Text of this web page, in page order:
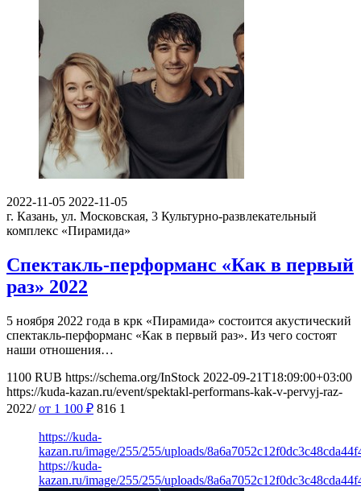
2022-11-05 2022-11-05
г. Казань, ул. Московская, 3 Культурно-развлекательный
комплекс «Пирамида»
Спектакль-перформанс «Как в первый
раз» 2022
5 ноября 2022 года в крк «Пирамида» состоится акустический
спектакль-перформанс «Как в первый раз». Из чего состоят
наши отношения…
1100 RUB https://schema.org/InStock 2022-09-21T18:09:00+03:00
https://kuda-kazan.ru/event/spektakl-performans-kak-v-pervyj-raz-
2022/ от 1 100 ₽ 816 1
https://kuda-
kazan.ru/image/255/255/uploads/
https://kuda-
kazan.ru/image/255/255/uploads/